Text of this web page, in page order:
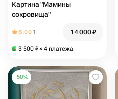
Картина "Мамины
сокровища"
5.00 1 14 000₽
3 500 ₽ × 4 платежа
-50%